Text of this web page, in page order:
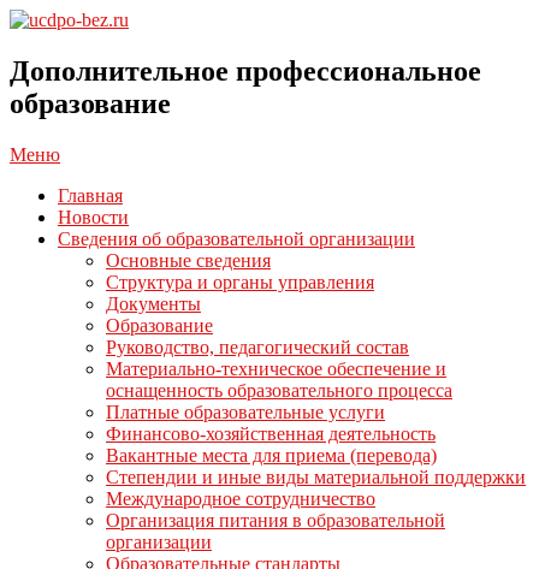
Перейти
содержимому
bez.ru
Дополнительное профессиональное
образование
Главное
меню
Меню
Главная
Новости
Сведения об образовательной организации
Основные сведения
Структура и органы управления
Документы
Образование
Руководство, педагогический состав
Материально-техническое обеспечение и
оснащенность образовательного процесса
Платные образовательные услуги
Финансово-хозяйственная деятельность
Вакантные места для приема (перевода)
Степендии и иные виды материальной поддержки
Международное сотрудничество
Организация питания в образовательной
организации
Образовательные стандарты